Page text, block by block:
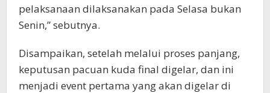
pelaksanaan dilaksanakan pada Selasa bukan
Senin,” sebutnya.
Disampaikan, setelah melalui proses panjang,
keputusan pacuan kuda final digelar, dan ini
menjadi event pertama yang akan digelar di